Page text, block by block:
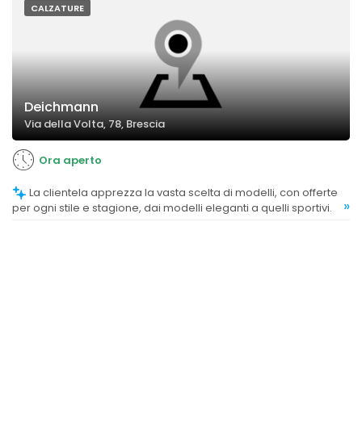
CALZATURE
Deichmann
Via della Volta, 78, Brescia
Ora aperto
per ogni stile e stagione, dai modelli eleganti a quelli sportivi.
»